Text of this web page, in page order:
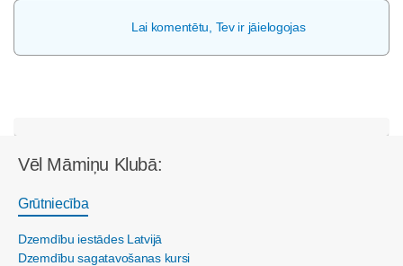
Lai komentētu, Tev ir jāielogojas
Vēl Māmiņu Klubā:
Grūtniecība
Dzemdību iestādes Latvijā
Dzemdību sagatavošanas kursi